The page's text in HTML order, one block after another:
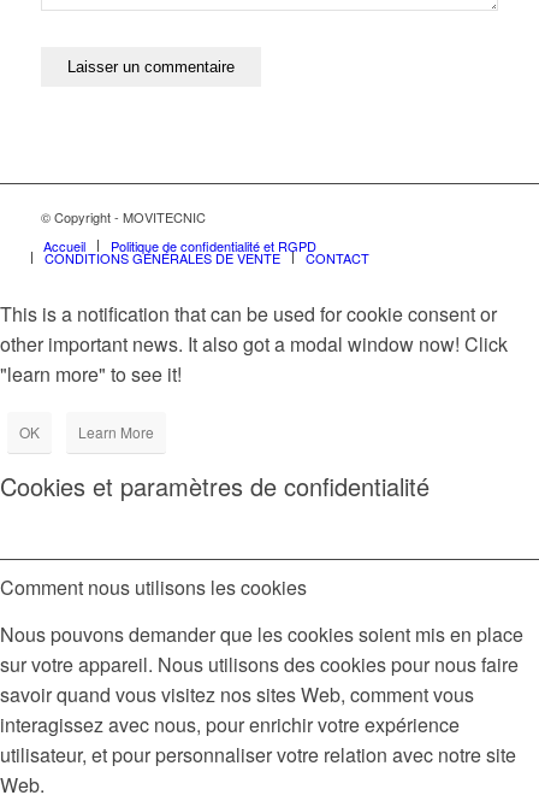
© Copyright - MOVITECNIC
Accueil
Politique de confidentialité et RGPD
CONDITIONS GÉNÉRALES DE VENTE CONTACT
This is a notification that can be used for cookie consent or
other important news. It also got a modal window now! Click
"learn more" to see it!
OK Learn More
Cookies et paramètres de confidentialité
Comment nous utilisons les cookies
Nous pouvons demander que les cookies soient mis en place
sur votre appareil. Nous utilisons des cookies pour nous faire
savoir quand vous visitez nos sites Web, comment vous
interagissez avec nous, pour enrichir votre expérience
utilisateur, et pour personnaliser votre relation avec notre site
Web.